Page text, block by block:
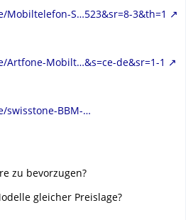
Mobiltelefon-S…523&sr=8-3&th=1
Artfone-Mobilt…&s=ce-de&sr=1-1
swisstone-BBM-…
zu bevorzugen?
gleicher Preislage?